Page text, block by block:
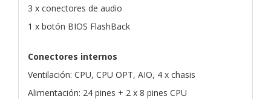
3 x conectores de audio
1 x botón BIOS FlashBack
Conectores internos
Ventilación: CPU, CPU OPT, AIO, 4 x chasis
Alimentación: 24 pines + 2 x 8 pines CPU